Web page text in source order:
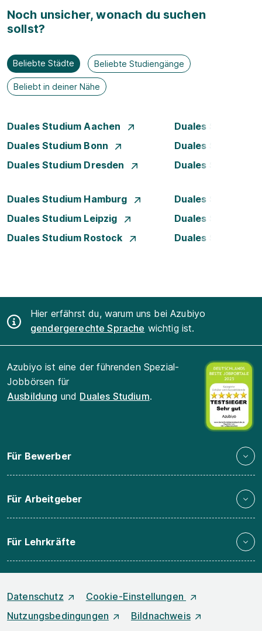
Noch unsicher, wonach du suchen
sollst?
Beliebte Städte Beliebte Studiengänge
Beliebt in deiner Nähe
Duales Studium Aachen
Duales Studium
Duales Studium Bonn
Duales Studium
Duales Studium Dresden
Duales Studium
Duales Studium Hamburg
Duales Studium
Duales Studium Leipzig
Duales Studium
Duales Studium Rostock
Duales Studium
Hier erfährst du, warum uns bei Azubiyo
gendergerechte Sprache wichtig ist.
Azubiyo ist eine der führenden Spezial-
Jobbörsen für
Ausbildung und Duales Studium.
Für Bewerber
Für Arbeitgeber
Für Lehrkräfte
Datenschutz
Cookie-Einstellungen
Nutzungsbedingungen
Bildnachweis